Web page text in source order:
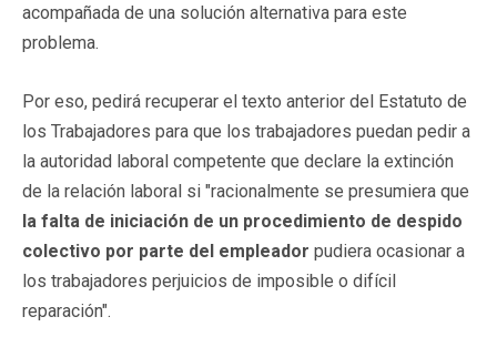
acompañada de una solución alternativa para este
problema.
Por eso, pedirá recuperar el texto anterior del Estatuto de
los Trabajadores para que los trabajadores puedan pedir a
la autoridad laboral competente que declare la extinción
de la relación laboral si "racionalmente se presumiera que
la falta de iniciación de un procedimiento de despido
colectivo por parte del empleador pudiera ocasionar a
los trabajadores perjuicios de imposible o difícil
reparación".